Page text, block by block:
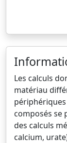
Les calculs
matériau
périphériques
composés se
des calculs
calcium,